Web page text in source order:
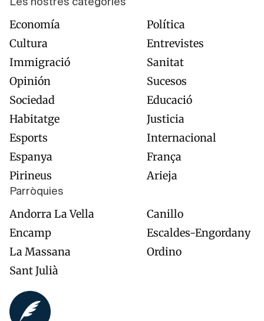
Les nostres categories
Economía
Política
Cultura
Entrevistes
Immigració
Sanitat
Opinión
Sucesos
Sociedad
Educació
Habitatge
Justicia
Esports
Internacional
Espanya
França
Pirineus
Arieja
Parròquies
Andorra La Vella
Canillo
Encamp
Escaldes-Engordany
La Massana
Ordino
Sant Julià